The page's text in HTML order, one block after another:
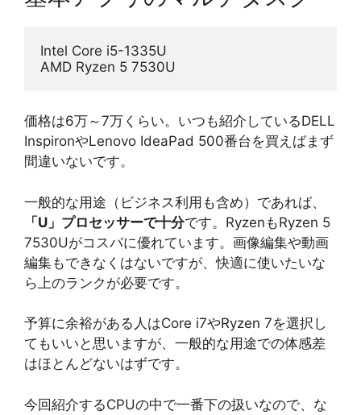
Intel Core i5-1335U
AMD Ryzen 5 7530U
価格は6万～7万くらい。いつも紹介しているDELL
InspironやLenovo IdeaPad 500番台を買えばまず
間違いないです。
一般的な用途（ビジネス利用も含め）であれば、
「U」プロセッサーで十分です。RyzenもRyzen 5
7530Uがコスパに優れています。画像編集や動画
編集もできなくはないですが、快適に使いたいな
ら上のランクが必要です。
予算に余裕がある人はCore i7やRyzen 7を選択し
てもいいと思いますが、一般的な用途での体感差
はほとんどないはずです。
今回紹介するCPUの中で一番下の扱いなので、な